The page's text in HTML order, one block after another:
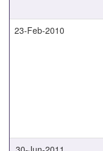
23-Feb-2010